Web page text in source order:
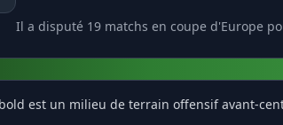
Il a disputé 19 matchs en coupe d'Europe
est un milieu de terrain offensif avant-